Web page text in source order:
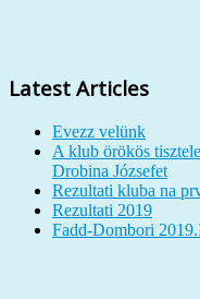
Latest Articles
Evezz velünk
A klub örökös
Drobina Józsefet
Rezultati kluba na
Rezultati 2019
Fadd-Dombori